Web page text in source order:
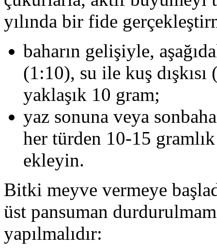
yılında bir fide
baharın gelişiyle,
(1:10), su ile kuş
yaklaşık 10 gram;
yaz sonuna veya
her türden 10-15
ekleyin.
Bitki meyve vermeye
üst pansuman
yapılmalıdır: